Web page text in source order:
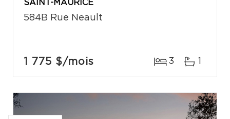
SAINT-MAURICE
584B Rue Neault
1 775 $/mois 3 1